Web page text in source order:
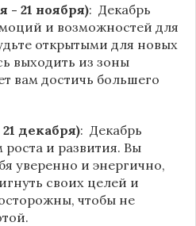
- 21 ноября): Декабрь
и возможностей для
открытыми для новых
выходить из зоны
вам достичь большего
декабря): Декабрь
роста и развития. Вы
уверенно и энергично,
своих целей и
чтобы не